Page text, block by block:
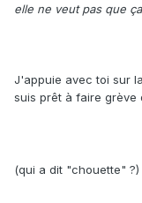
elle ne veut pas que
J'appuie avec toi sur
suis prêt à faire grève
(qui a dit "chouette" ?)